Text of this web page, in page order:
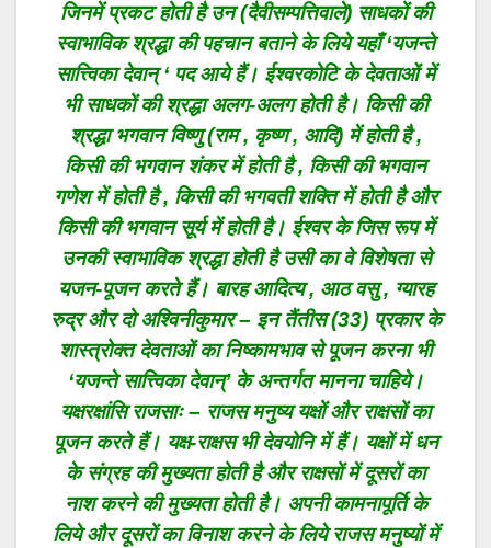
जिनमें प्रकट होती है उन (दैवीसम्पत्तिवाले) साधकों की
स्वाभाविक श्रद्धा की पहचान बताने के लिये यहाँ ‘यजन्ते
सात्त्विका देवान् ‘ पद आये हैं। ईश्वरकोटि के देवताओं में
भी साधकों की श्रद्धा अलग-अलग होती है। किसी की
श्रद्धा भगवान विष्णु (राम , कृष्ण , आदि) में होती है ,
किसी की भगवान शंकर में होती है , किसी की भगवान
गणेश में होती है , किसी की भगवती शक्ति में होती है और
किसी की भगवान सूर्य में होती है। ईश्वर के जिस रूप में
उनकी स्वाभाविक श्रद्धा होती है उसी का वे विशेषता से
यजन-पूजन करते हैं। बारह आदित्य , आठ वसु , ग्यारह
रुद्र और दो अश्विनीकुमार – इन तैंतीस (33) प्रकार के
शास्त्रोक्त देवताओं का निष्कामभाव से पूजन करना भी
‘यजन्ते सात्त्विका देवान्’ के अन्तर्गत मानना चाहिये।
यक्षरक्षांसि राजसाः – राजस मनुष्य यक्षों और राक्षसों का
पूजन करते हैं। यक्ष-राक्षस भी देवयोनि में हैं। यक्षों में धन
के संग्रह की मुख्यता होती है और राक्षसों में दूसरों का
नाश करने की मुख्यता होती है। अपनी कामनापूर्ति के
लिये और दूसरों का विनाश करने के लिये राजस मनुष्यों में